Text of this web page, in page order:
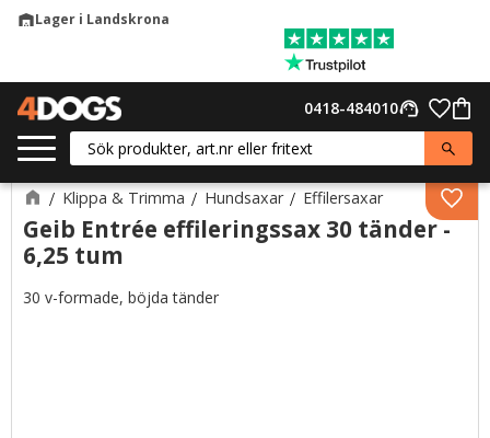
warehouseLager i Landskrona
support_agent
0418-484010
Klippa & Trimma Hundsaxar Effilersaxar
Geib Entrée effileringssax 30 tänder -
6,25 tum
30 v-formade, böjda tänder